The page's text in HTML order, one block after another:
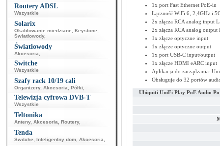
Routery ADSL
Wszystkie
Solarix
Okablowanie miedziane Keystone
Światłowody,
Światłowody
Akcesoria
Switche
Wszystkie
Szafy rack 10/19 cali
Organizery, Akcesoria Półki
Telewizja cyfrowa DVB-T
Wszystkie
Teltonika
Anteny, Akcesoria Routery,
Tenda
Switche Inteligentny dom Akcesoria
1x port Fast Ethernet PoE-in
Łączność WiFi 6, 2,4GHz i
2x złącza RCA analog input
2x złącza RCA analog output
1x złącze optyczne input
1x złącze optyczne output
1x port USB-C input/output
1x złącze HDMI eARC input
Aplikacja do zarządzania:
Obsługuje do 32 portów
Ubiquiti UniFi Play PoE Audio